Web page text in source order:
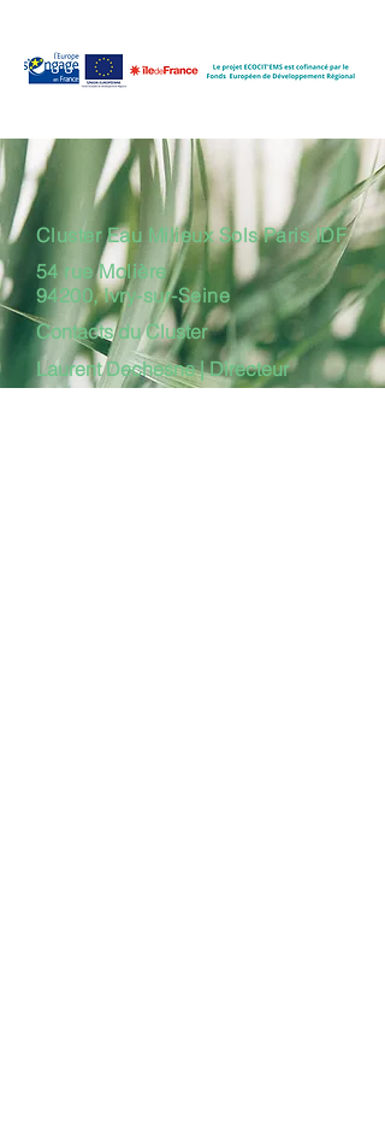
Cluster Eau Milieux Sols Paris IDF
54 rue Molière
94200, Ivry-sur-Seine
Contacts du Cluster
Laurent Dechesne |Directeur
général